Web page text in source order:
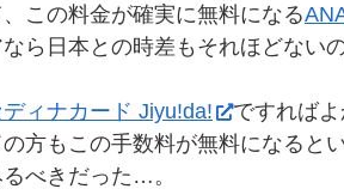
この料金が確実に無料になる
ら日本との時差もそれほどない
ディナカード Jiyu!da!
ですればよ
方もこの手数料が無料になると
べきだった…。